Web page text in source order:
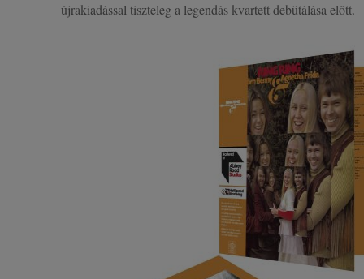
újrakiadással tiszteleg a legendás kvartett debütálása előtt.